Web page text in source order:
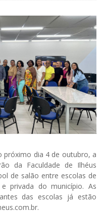
próximo dia 4 de outubro, a
da Faculdade de Ilhéus
de salão entre escolas de
privada do município. As
das escolas já estão